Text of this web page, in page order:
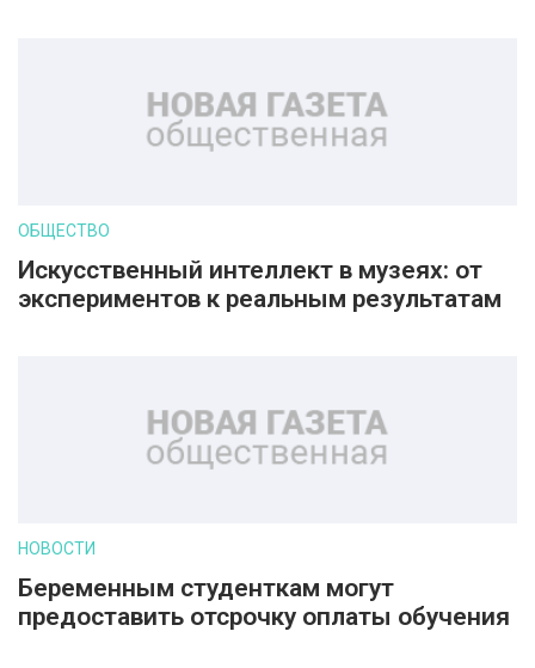
ОБЩЕСТВО
Искусственный интеллект в музеях: от
экспериментов к реальным результатам
НОВОСТИ
Беременным студенткам могут
предоставить отсрочку оплаты обучения